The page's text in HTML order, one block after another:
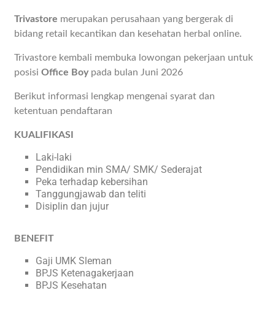
Trivastore merupakan perusahaan yang bergerak di
bidang retail kecantikan dan kesehatan herbal online.
Trivastore kembali membuka lowongan pekerjaan untuk
posisi Office Boy pada bulan Juni 2026
Berikut informasi lengkap mengenai syarat dan
ketentuan pendaftaran
KUALIFIKASI
Laki-laki
Pendidikan min SMA/ SMK/ Sederajat
Peka terhadap kebersihan
Tanggungjawab dan teliti
Disiplin dan jujur
BENEFIT
Gaji UMK Sleman
BPJS Ketenagakerjaan
BPJS Kesehatan